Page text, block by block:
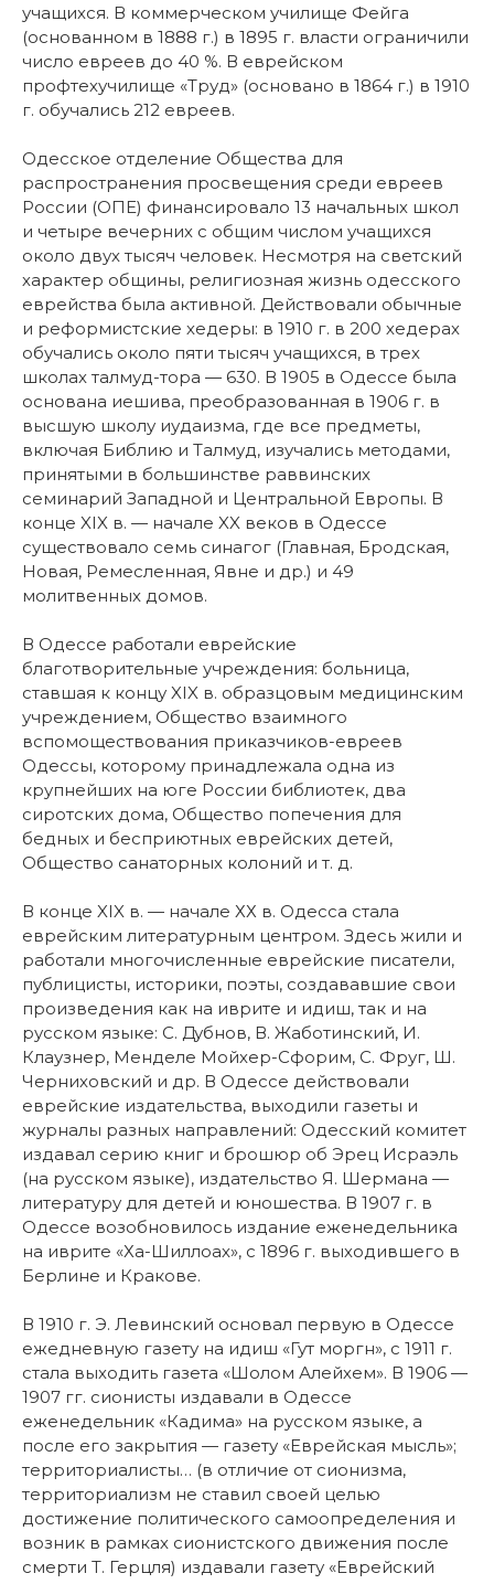
учащихся. В коммерческом училище Фейга
(основанном в 1888 г.) в 1895 г. власти ограничили
число евреев до 40 %. В еврейском
профтехучилище «Труд» (основано в 1864 г.) в 1910
г. обучались 212 евреев.
Одесское отделение Общества для
распространения просвещения среди евреев
России (ОПЕ) финансировало 13 начальных школ
и четыре вечерних с общим числом учащихся
около двух тысяч человек. Несмотря на светский
характер общины, религиозная жизнь одесского
еврейства была активной. Действовали обычные
и реформистские хедеры: в 1910 г. в 200 хедерах
обучались около пяти тысяч учащихся, в трех
школах талмуд-тора — 630. В 1905 в Одессе была
основана иешива, преобразованная в 1906 г. в
высшую школу иудаизма, где все предметы,
включая Библию и Талмуд, изучались методами,
принятыми в большинстве раввинских
семинарий Западной и Центральной Европы. В
конце XIX в. — начале XX веков в Одессе
существовало семь синагог (Главная, Бродская,
Новая, Ремесленная, Явне и др.) и 49
молитвенных домов.
В Одессе работали еврейские
благотворительные учреждения: больница,
ставшая к концу XIX в. образцовым медицинским
учреждением, Общество взаимного
вспомоществования приказчиков-евреев
Одессы, которому принадлежала одна из
крупнейших на юге России библиотек, два
сиротских дома, Общество попечения для
бедных и бесприютных еврейских детей,
Общество санаторных колоний и т. д.
В конце XIX в. — начале ХХ в. Одесса стала
еврейским литературным центром. Здесь жили и
работали многочисленные еврейские писатели,
публицисты, историки, поэты, создававшие свои
произведения как на иврите и идиш, так и на
русском языке: С. Дубнов, В. Жаботинский, И.
Клаузнер, Менделе Мойхер-Сфорим, С. Фруг, Ш.
Черниховский и др. В Одессе действовали
еврейские издательства, выходили газеты и
журналы разных направлений: Одесский комитет
издавал серию книг и брошюр об Эрец Исраэль
(на русском языке), издательство Я. Шермана —
литературу для детей и юношества. В 1907 г. в
Одессе возобновилось издание еженедельника
на иврите «Ха-Шиллоах», с 1896 г. выходившего в
Берлине и Кракове.
В 1910 г. Э. Левинский основал первую в Одессе
ежедневную газету на идиш «Гут моргн», с 1911 г.
стала выходить газета «Шолом Алейхем». В 1906 —
1907 гг. сионисты издавали в Одессе
еженедельник «Кадима» на русском языке, а
после его закрытия — газету «Еврейская мысль»;
территориалисты… (в отличие от сионизма,
территориализм не ставил своей целью
достижение политического самоопределения и
возник в рамках сионистского движения после
смерти Т. Герцля) издавали газету «Еврейский